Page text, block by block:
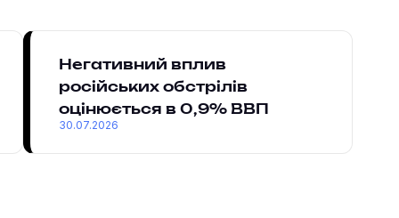
Негативний вплив
російських обстрілів
оцінюється в 0,9% ВВП
30.07.2026